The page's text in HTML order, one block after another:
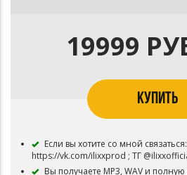
В названии трека необходимо
19999
КУПИТЬ
Если вы хотите со мной
https://vk.com/ilixxprod ; ТГ
Вы получаете MP3, WAV и полную